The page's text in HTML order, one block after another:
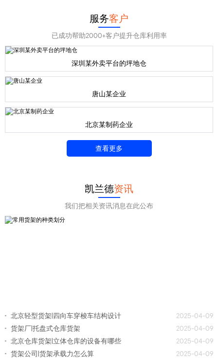
服务客户
已成功帮助2000+客户提升仓库利用率
深圳某外卖平台的坪地仓
唐山某企业
北京某制药企业
查看更多
凯兰德资讯
我们把相关资讯消息在此公布
北京轻型货架|四向车穿梭车结构设计
2025-04-09
货架厂|托盘式仓库货架
2025-04-09
北京仓库货架|立体仓库的设备有哪些
2025-04-09
货架公司|货架承载力怎么算
2025-04-09